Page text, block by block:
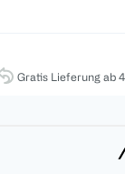
Gratis Lieferung ab